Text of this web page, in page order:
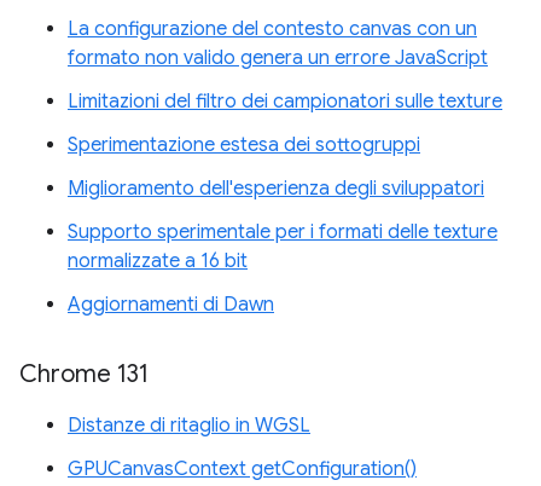
La configurazione del contesto canvas con un
formato non valido genera un errore JavaScript
Limitazioni del filtro dei campionatori sulle texture
Sperimentazione estesa dei sottogruppi
Miglioramento dell'esperienza degli sviluppatori
Supporto sperimentale per i formati delle texture
normalizzate a 16 bit
Aggiornamenti di Dawn
Chrome 131
Distanze di ritaglio in WGSL
GPUCanvasContext getConfiguration()